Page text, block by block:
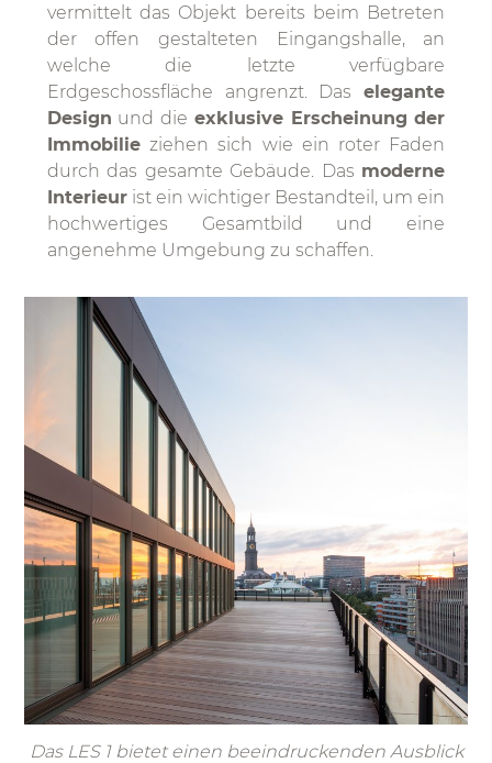
vermittelt das Objekt bereits beim Betreten
der offen gestalteten Eingangshalle, an
welche die letzte verfügbare
Erdgeschossfläche angrenzt. Daselegante
Design und die exklusive Erscheinung der
Immobilieziehen sich wie ein roter Faden
durch das gesamte Gebäude. Das moderne
Interieurist ein wichtiger Bestandteil, um ein
hochwertiges Gesamtbild und eine
angenehme Umgebung zu schaffen.
Das LES 1 bietet einen beeindruckenden Ausblick